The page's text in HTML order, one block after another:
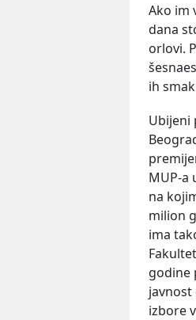
Ako im
dana
orlovi.
ih
Ubijeni
MUP-a
na
milion
ima
godine
javnost
izbore